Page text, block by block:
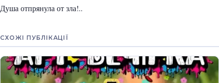
Душа отпрянула от зла!..
СХОЖІ ПУБЛІКАЦІЇ